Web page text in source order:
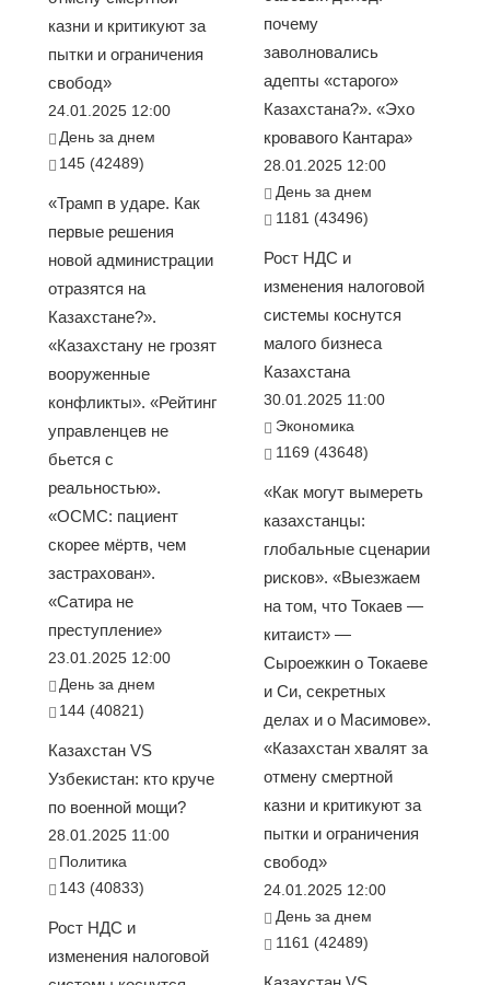
казни и критикуют за
пытки и ограничения
свобод»
24.01.2025 12:00
День за днем
145 (42489)
«Трамп в ударе. Как
первые решения
новой администрации
отразятся на
Казахстане?».
«Казахстану не грозят
вооруженные
конфликты». «Рейтинг
управленцев не
бьется с
реальностью».
«ОСМС: пациент
скорее мёртв, чем
застрахован».
«Сатира не
преступление»
23.01.2025 12:00
День за днем
144 (40821)
Казахстан VS
Узбекистан: кто круче
по военной мощи?
28.01.2025 11:00
Политика
143 (40833)
Рост НДС и
изменения налоговой
почему
заволновались
адепты «старого»
Казахстана?». «Эхо
кровавого Кантара»
28.01.2025 12:00
День за днем
1181 (43496)
Рост НДС и
изменения налоговой
системы коснутся
малого бизнеса
Казахстана
30.01.2025 11:00
Экономика
1169 (43648)
«Как могут вымереть
казахстанцы:
глобальные сценарии
рисков». «Выезжаем
на том, что Токаев —
китаист» —
Сыроежкин о Токаеве
и Си, секретных
делах и о Масимове».
«Казахстан хвалят за
отмену смертной
казни и критикуют за
пытки и ограничения
свобод»
24.01.2025 12:00
День за днем
1161 (42489)